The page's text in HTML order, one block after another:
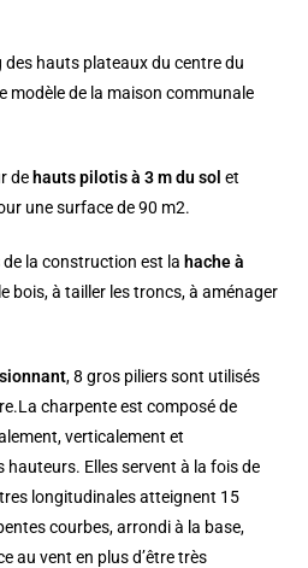
des hauts plateaux du centre du
modèle de la maison communale
de hauts pilotis à 3 m du sol et
une surface de 90 m2.
la construction est la hache à
bois, à tailler les troncs, à aménager
, 8 gros piliers sont utilisés
charpente est composé de
verticalement et
Elles servent à la fois de
longitudinales atteignent 15
courbes, arrondi à la base,
au vent en plus d’être très